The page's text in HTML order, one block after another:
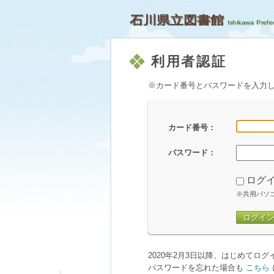
石川県立図書館
利用者認証
※カード番号とパスワードを入力
カード番号：
パスワード：
ログ
※共用パソ
ログイン
2020年2月3日以降、はじめてログ
パスワードを忘れた場合も こちら